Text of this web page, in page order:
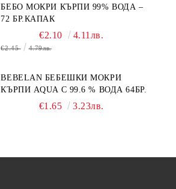
БЕБО МОКРИ КЪРПИ 99% ВОДА –
72 БР.КАПАК
€2.10 4.11лв.
€2.45 4.79лв.
BEBELAN БЕБЕШКИ МОКРИ
КЪРПИ AQUA С 99.6 % ВОДА 64БР.
€1.65 3.23лв.